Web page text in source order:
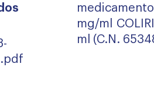
mg/ml
ml (C.N.